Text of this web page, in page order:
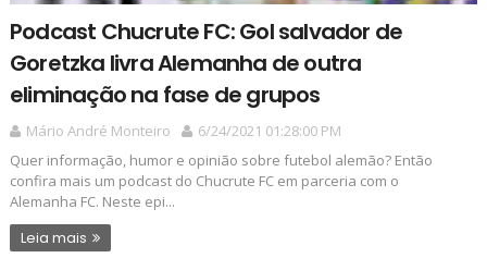
Podcast Chucrute FC: Gol salvador de
Goretzka livra Alemanha de outra
eliminação na fase de grupos
Mário André Monteiro
6/24/2021 01:28:00 PM
Quer informação, humor e opinião sobre futebol alemão? Então
confira mais um podcast do Chucrute FC em parceria com o
Alemanha FC. Neste epi...
Leia mais